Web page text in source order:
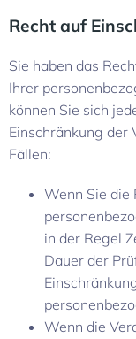
Recht auf
Sie haben das
Ihrer
können Sie sich
Einschränkung der
Fällen:
Wenn Sie die
in der Regel
Dauer der
Wenn die